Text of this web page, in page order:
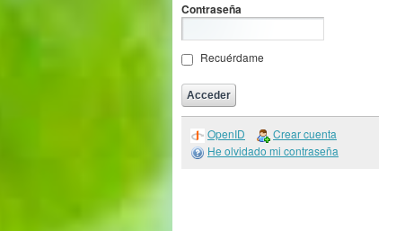
Contraseña
Recuérdame
OpenID
Crear cuenta
He olvidado mi contraseña